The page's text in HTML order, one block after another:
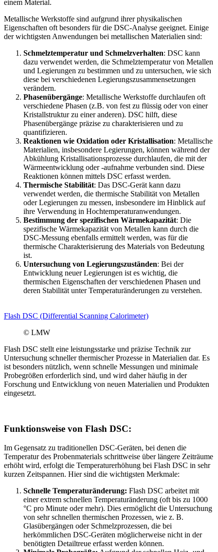
einem Material.
Metallische Werkstoffe sind aufgrund ihrer physikalischen
Eigenschaften oft besonders für die DSC-Analyse geeignet. Einige
der wichtigsten Anwendungen bei metallischen Materialien sind:
Schmelztemperatur und Schmelzverhalten: DSC kann
dazu verwendet werden, die Schmelztemperatur von Metallen
und Legierungen zu bestimmen und zu untersuchen, wie sich
diese bei verschiedenen Legierungszusammensetzungen
verändern.
Phasenübergänge: Metallische Werkstoffe durchlaufen oft
verschiedene Phasen (z.B. von fest zu flüssig oder von einer
Kristallstruktur zu einer anderen). DSC hilft, diese
Phasenübergänge präzise zu charakterisieren und zu
quantifizieren.
Reaktionen wie Oxidation oder Kristallisation: Metallische
Materialien, insbesondere Legierungen, können während der
Abkühlung Kristallisationsprozesse durchlaufen, die mit der
Wärmeentwicklung oder -aufnahme verbunden sind. Diese
Reaktionen können mittels DSC erfasst werden.
Thermische Stabilität: Das DSC-Gerät kann dazu
verwendet werden, die thermische Stabilität von Metallen
oder Legierungen zu messen, insbesondere im Hinblick auf
ihre Verwendung in Hochtemperaturanwendungen.
Bestimmung der spezifischen Wärmekapazität: Die
spezifische Wärmekapazität von Metallen kann durch die
DSC-Messung ebenfalls ermittelt werden, was für die
thermische Charakterisierung des Materials von Bedeutung
ist.
Untersuchung von Legierungszuständen: Bei der
Entwicklung neuer Legierungen ist es wichtig, die
thermischen Eigenschaften der verschiedenen Phasen und
deren Stabilität unter Temperaturänderungen zu verstehen.
Flash DSC (Differential Scanning Calorimeter)
© LMW
Flash DSC stellt eine leistungsstarke und präzise Technik zur
Untersuchung schneller thermischer Prozesse in Materialien dar. Es
ist besonders nützlich, wenn schnelle Messungen und minimale
Probegrößen erforderlich sind, und wird daher häufig in der
Forschung und Entwicklung von neuen Materialien und Produkten
eingesetzt.
Funktionsweise von Flash DSC:
Im Gegensatz zu traditionellen DSC-Geräten, bei denen die
Temperatur des Probenmaterials schrittweise über längere Zeiträume
erhöht wird, erfolgt die Temperaturerhöhung bei Flash DSC in sehr
kurzen Zeitspannen. Hier sind die wichtigsten Merkmale:
Schnelle Temperaturänderung: Flash DSC arbeitet mit
einer extrem schnellen Temperaturänderung (oft bis zu 1000
°C pro Minute oder mehr). Dies ermöglicht die Untersuchung
von sehr schnellen thermischen Prozessen, wie z. B.
Glasübergängen oder Schmelzprozessen, die bei
herkömmlichen DSC-Geräten möglicherweise nicht in der
benötigten Detailtreue erfasst werden können.